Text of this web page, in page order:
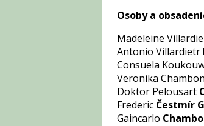
Osoby a
Madeleine
Antonio Villardietr
Consuela
Veronika
Doktor Pelousart
Frederic Čestmír
Gaincarlo